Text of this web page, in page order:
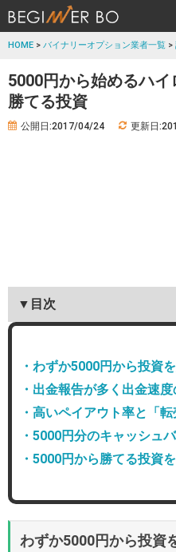
HOME > バイナリーオプション業者一覧 >
5000円から始めるハ
勝てる投資
公開日:2017/04/24 更新日
▼目次
・わずか5000円から投資
・出金報告が多く出金速
・高いペイアウト率と「
・5000円分のキャッシュ
・5000円から勝てる投資
わずか5000円から投資